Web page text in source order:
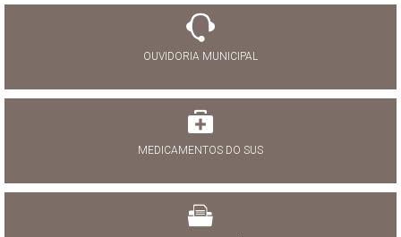
OUVIDORIA MUNICIPAL
MEDICAMENTOS DO SUS